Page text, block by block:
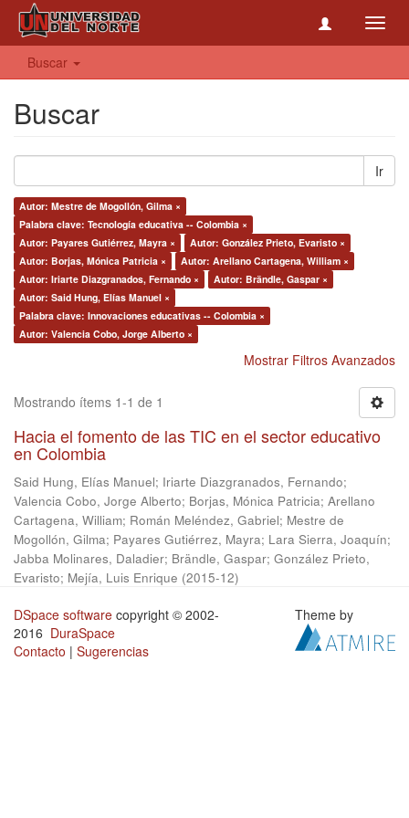
Buscar
Buscar
Ir
Autor: Mestre de Mogollón, Gilma ×
Palabra clave: Tecnología educativa -- Colombia ×
Autor: Payares Gutiérrez, Mayra ×
Autor: González Prieto, Evaristo ×
Autor: Borjas, Mónica Patricia ×
Autor: Arellano Cartagena, William ×
Autor: Iriarte Diazgranados, Fernando ×
Autor: Brändle, Gaspar ×
Autor: Said Hung, Elías Manuel ×
Palabra clave: Innovaciones educativas -- Colombia ×
Autor: Valencia Cobo, Jorge Alberto ×
Mostrar Filtros Avanzados
Mostrando ítems 1-1 de 1
Hacia el fomento de las TIC en el sector educativo
en Colombia
Said Hung, Elías Manuel; Iriarte Diazgranados, Fernando;
Valencia Cobo, Jorge Alberto; Borjas, Mónica Patricia; Arellano
Cartagena, William; Román Meléndez, Gabriel; Mestre de
Mogollón, Gilma; Payares Gutiérrez, Mayra; Lara Sierra, Joaquín;
Jabba Molinares, Daladier; Brändle, Gaspar; González Prieto,
Evaristo; Mejía, Luis Enrique (2015-12)
DSpace software copyright © 2002-
2016 DuraSpace
Contacto | Sugerencias
Theme by